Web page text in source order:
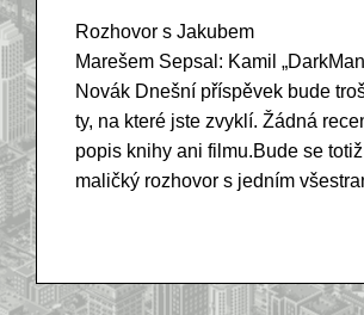
Rozhovor s Jakubem
Marešem Sepsal: Kamil
Novák Dnešní příspěvek bude
ty, na které jste zvyklí. Žádná
popis knihy ani filmu.Bude se
maličký rozhovor s jedním